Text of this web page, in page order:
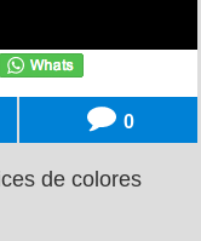
0
de colores